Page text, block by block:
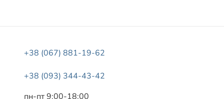
+38 (067) 881-19-62
+38 (093) 344-43-42
пн-пт 9:00-18:00